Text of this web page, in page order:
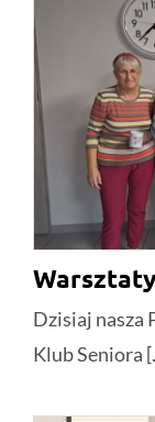
Dzisiaj nasza
Klub Seniora